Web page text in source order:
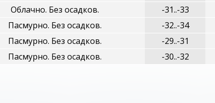
Облачно. Без осадков. -31..-33
Пасмурно. Без осадков. -32..-34
Пасмурно. Без осадков. -29..-31
Пасмурно. Без осадков. -30..-32